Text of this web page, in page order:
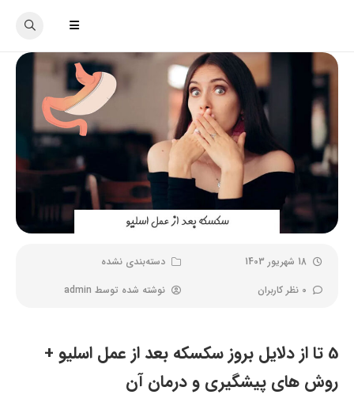
18 شهریور 1403
دسته‌بندی نشده
0 نظر کاربران
نوشته شده توسط admin
5 تا از دلایل بروز سکسکه بعد از عمل اسلیو +
روش های پیشگیری و درمان آن